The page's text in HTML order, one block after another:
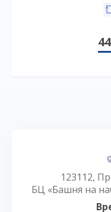
123112,
БЦ «Башня на